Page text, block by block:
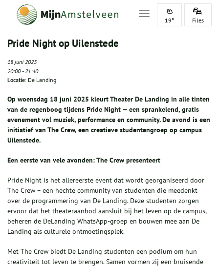
Toggle navigation
19° Files
Pride Night op Uilenstede
18 juni 2025
20:00-21:40
Locatie: De Landing
Op woensdag 18 juni 2025 kleurt Theater De Landing in alle tinten
van de regenboog tijdens Pride Night — een sprankelend, gratis
evenement vol muziek, performance en community. De avond is een
initiatief van The Crew, een creatieve studentengroep op campus
Uilenstede.
Een eerste van vele avonden: The Crew presenteert
Pride Night is het allereerste event dat wordt georganiseerd door
The Crew – een hechte community van studenten die meedenkt
over de programmering van De Landing. Deze studenten zorgen
ervoor dat het theateraanbod aansluit bij het leven op de campus,
beheren de DeLanding WhatsApp-groep en bouwen mee aan De
Landing als culturele ontmoetingsplek.
Met The Crew biedt De Landing studenten een podium om hun
creativiteit tot leven te brengen. Samen vormen zij een bruisende